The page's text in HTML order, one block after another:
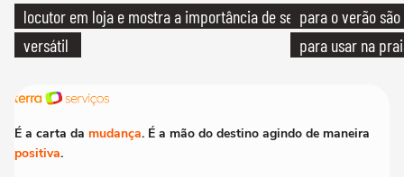
locutor em loja e mostra a importância de ser
versátil
para o verão
para usar na
É a carta da mudança. É a mão do destino agindo de maneira
positiva.